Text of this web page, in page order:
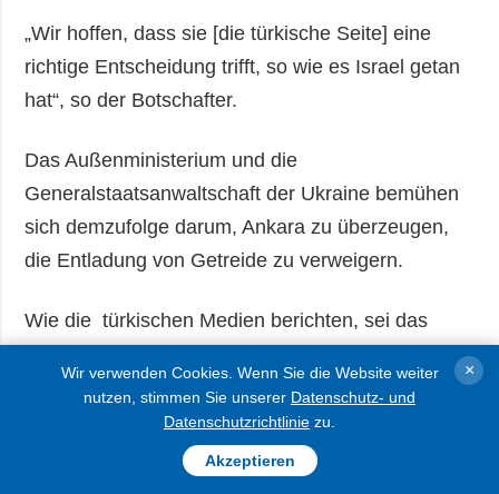
„Wir hoffen, dass sie [die türkische Seite] eine
richtige Entscheidung trifft, so wie es Israel getan
hat“, so der Botschafter.
Das Außenministerium und die
Generalstaatsanwaltschaft der Ukraine bemühen
sich demzufolge darum, Ankara zu überzeugen,
die Entladung von Getreide zu verweigern.
Wie die türkischen Medien berichten, sei das
Gebieten der Ukraine transportiere, im türkischen
Hafen Iskenderun am 13. Mai eingetroffen.
Nach Angaben des ukrainischen Auswärtigen
Wir verwenden Cookies. Wenn Sie die Website weiter
nutzen, stimmen Sie unserer Datenschutz- und
Datenschutzrichtlinie zu.
Akzeptieren
×